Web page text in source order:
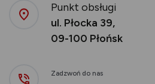
Punkt obsługi
ul. Płocka 39,
09-100 Płońsk
Zadzwoń do nas